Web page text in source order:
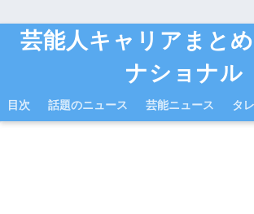
芸能人キャリアまと
ナショナル
目次 話題のニュース 芸能ニュース タ